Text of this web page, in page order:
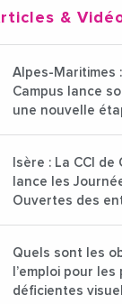
&
Alpes-Maritimes
Campus lance
une nouvelle
Isère : La CCI de
lance les
Ouvertes des
Quels sont les
l’emploi pour
déficientes